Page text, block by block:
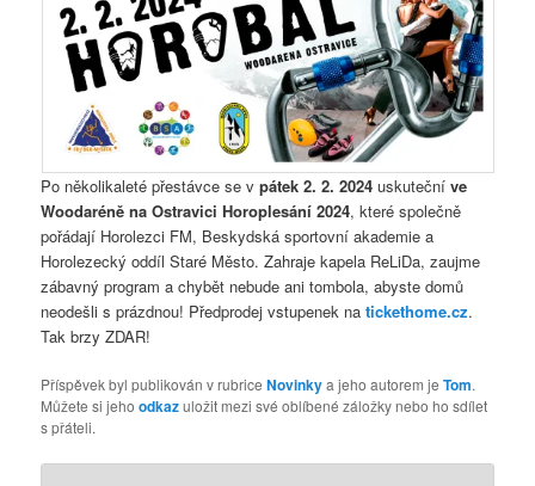
Po několikaleté přestávce se vpátek 2. 2. 2024 uskutečníve
Woodaréně na Ostravici Horoplesání 2024, které společně
pořádají Horolezci FM, Beskydská sportovní akademie a
Horolezecký oddíl Staré Město. Zahraje kapela ReLiDa, zaujme
zábavný program a chybět nebude ani tombola, abyste domů
neodešli s prázdnou! Předprodej vstupenek natickethome.cz.
Tak brzy ZDAR!
Příspěvek byl publikován v rubriceNovinkya jeho autorem jeTom.
Můžete si jehoodkazuložit mezi své oblíbené záložky nebo ho sdílet
s přáteli.